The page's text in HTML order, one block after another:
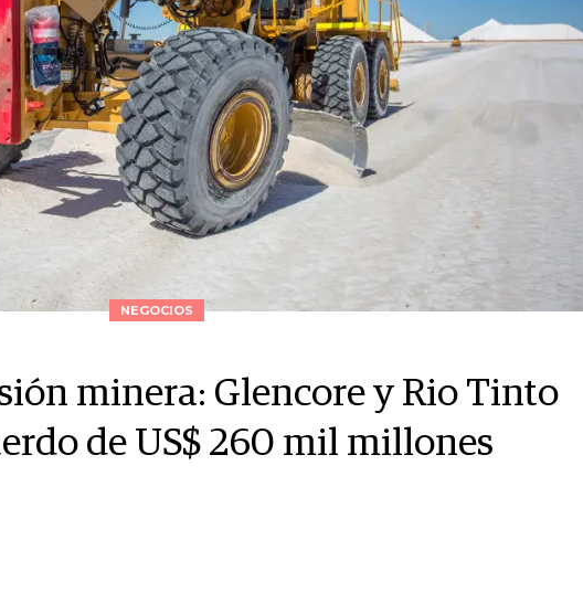
NEGOCIOS
minera: Glencore y Rio Tinto
de US$ 260 mil millones